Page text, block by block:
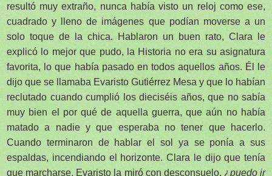
resultó muy extraño, nunca había visto un reloj como ese,
cuadrado y lleno de imágenes que podían moverse a un
solo toque de la chica. Hablaron un buen rato, Clara le
explicó lo mejor que pudo, la Historia no era su asignatura
favorita, lo que había pasado en todos aquellos años. Él le
dijo que se llamaba Evaristo Gutiérrez Mesa y que lo habían
reclutado cuando cumplió los dieciséis años, que no sabía
muy bien el por qué de aquella guerra, que aún no había
matado a nadie y que esperaba no tener que hacerlo.
Cuando terminaron de hablar el sol ya se ponía a sus
espaldas, incendiando el horizonte. Clara le dijo que tenía
que marcharse. Evaristo la miró con desconsuelo, ¿ puedo ir